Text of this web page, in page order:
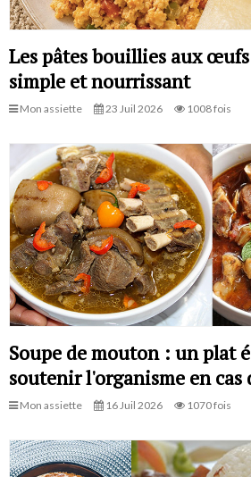
Les pâtes bouillies aux
simple et nourrissant
Mon assiette 23 Juil 2026 1008 fois
Soupe de mouton : un plat
soutenir l'organisme en cas
Mon assiette 16 Juil 2026 1070 fois